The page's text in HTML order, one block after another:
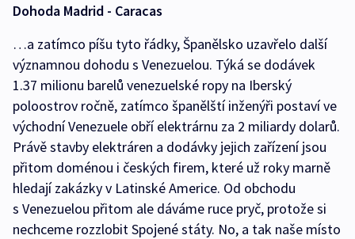
Dohoda Madrid - Caracas
…a zatímco píšu tyto řádky, Španělsko uzavřelo další
významnou dohodu s Venezuelou. Týká se dodávek
1.37 milionu barelů venezuelské ropy na Iberský
poloostrov ročně, zatímco španělští inženýři postaví ve
východní Venezuele obří elektrárnu za 2 miliardy dolarů.
Právě stavby elektráren a dodávky jejich zařízení jsou
přitom doménou i českých firem, které už roky marně
hledají zakázky v Latinské Americe. Od obchodu
s Venezuelou přitom ale dáváme ruce pryč, protože si
nechceme rozzlobit Spojené státy. No, a tak naše místo